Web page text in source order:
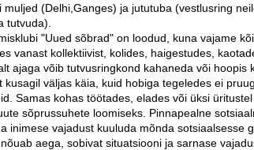
muljed (Delhi,Ganges) ja jututuba (vestlusring
tutvuda).
"Uued sõbrad" on loodud, kuna vajame
vanast kollektiivist, kolides, haigestudes,
ajaga võib tutvusringkond kahaneda või hoopis
kusagil väljas käia, kuid hobiga tegeledes ei
Samas kohas töötades, elades või üksi
sõprussuhete loomiseks. Pinnapealne
inimese vajadust kuuluda mõnda sotsiaalsesse
aega, sobivat situatsiooni ja sarnase